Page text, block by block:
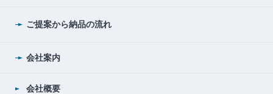
ご提案から納品の流れ
会社案内
会社概要